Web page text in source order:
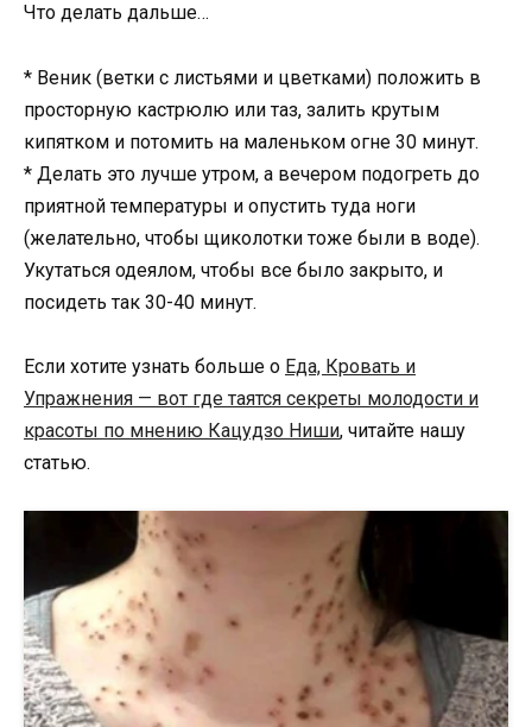
Что делать дальше…
* Веник (ветки с листьями и цветками) положить в
просторную кастрюлю или таз, залить крутым
кипятком и потомить на маленьком огне 30 минут.
* Делать это лучше утром, а вечером подогреть до
приятной температуры и опустить туда ноги
(желательно, чтобы щиколотки тоже были в воде).
Укутаться одеялом, чтобы все было закрыто, и
посидеть так 30-40 минут.
Если хотите узнать больше о Еда, Кровать и
Упражнения — вот где таятся секреты молодости и
красоты по мнению Кацудзо Ниши, читайте нашу
статью.